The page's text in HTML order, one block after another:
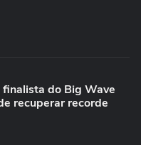
do Big Wave
recuperar recorde